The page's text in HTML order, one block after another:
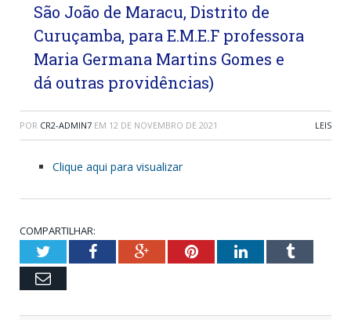
São João de Maracu, Distrito de
Curuçamba, para E.M.E.F professora
Maria Germana Martins Gomes e
dá outras providências)
POR CR2-ADMIN7 EM 12 DE NOVEMBRO DE 2021 LEIS
Clique aqui para visualizar
COMPARTILHAR:
TwitterFacebookGoogle+PinterestLinkedInTumblr
Email